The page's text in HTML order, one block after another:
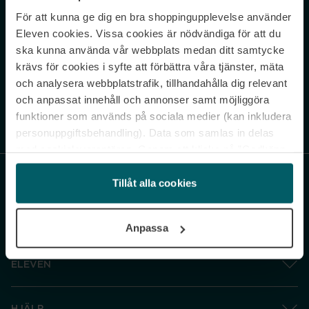
För att kunna ge dig en bra shoppingupplevelse använder
Eleven cookies. Vissa cookies är nödvändiga för att du
ska kunna använda vår webbplats medan ditt samtycke
krävs för cookies i syfte att förbättra våra tjänster, mäta
och analysera webbplatstrafik, tillhandahålla dig relevant
och anpassat innehåll och annonser samt möjliggöra
funktioner som används på sociala medier (kan inkludera
personuppgiftsbehandling). Data som samlas in delas
och gå vidare” accepterar du samtliga cookies medan du
under ”Inställningar” kan anpassa användningen av
cookies. Du kan återkalla ditt samtycke när som helst.
Tillåt alla cookies
Anpassa
Never miss a beat.
Sign up to our newsletter.
Genom att prenumerera accepterar du vår Integritetspolicy. Avprenumerera
ELEVEN